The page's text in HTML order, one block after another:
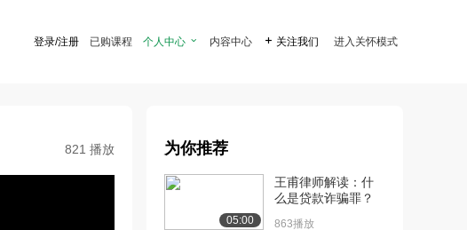
登录/注册 已购课程 个人中心  内容中心  关注我们 进入关怀模式
821 播放 为你推荐
05:00
王甫律师解读：什
么是贷款诈骗罪？
863播放